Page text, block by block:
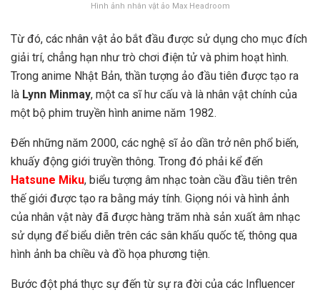
Hình ảnh nhân vật ảo Max Headroom
Từ đó, các nhân vật ảo bắt đầu được sử dụng cho mục đích
giải trí, chẳng hạn như trò chơi điện tử và phim hoạt hình.
Trong anime Nhật Bản, thần tượng ảo đầu tiên được tạo ra
là Lynn Minmay, một ca sĩ hư cấu và là nhân vật chính của
một bộ phim truyền hình anime năm 1982.
Đến những năm 2000, các nghệ sĩ ảo dần trở nên phổ biến,
khuấy động giới truyền thông. Trong đó phải kể đến
Hatsune Miku, biểu tượng âm nhạc toàn cầu đầu tiên trên
thế giới được tạo ra bằng máy tính. Giọng nói và hình ảnh
của nhân vật này đã được hàng trăm nhà sản xuất âm nhạc
sử dụng để biểu diễn trên các sân khấu quốc tế, thông qua
hình ảnh ba chiều và đồ họa phương tiện.
Bước đột phá thực sự đến từ sự ra đời của các Influencer